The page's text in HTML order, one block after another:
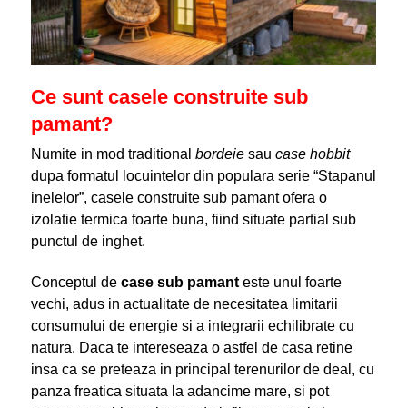
Ce sunt casele construite sub
pamant?
Numite in mod traditional bordeiesau case hobbit
dupa formatul locuintelor din populara serie “Stapanul
inelelor”, casele construite sub pamant ofera o
izolatie termica foarte buna, fiind situate partial sub
punctul de inghet.
Conceptul de case sub pamant este unul foarte
vechi, adus in actualitate de necesitatea limitarii
consumului de energie si a integrarii echilibrate cu
natura. Daca te intereseaza o astfel de casa retine
insa ca se preteaza in principal terenurilor de deal, cu
panza freatica situata la adancime mare, si pot